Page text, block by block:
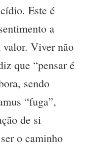
Este é
a
valor. Viver não
que “pensar é
sendo
“fuga”,
de si
o caminho